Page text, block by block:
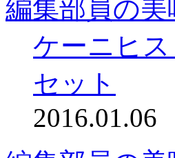
編集部員の
ケーニヒ
セット
2016.01.06